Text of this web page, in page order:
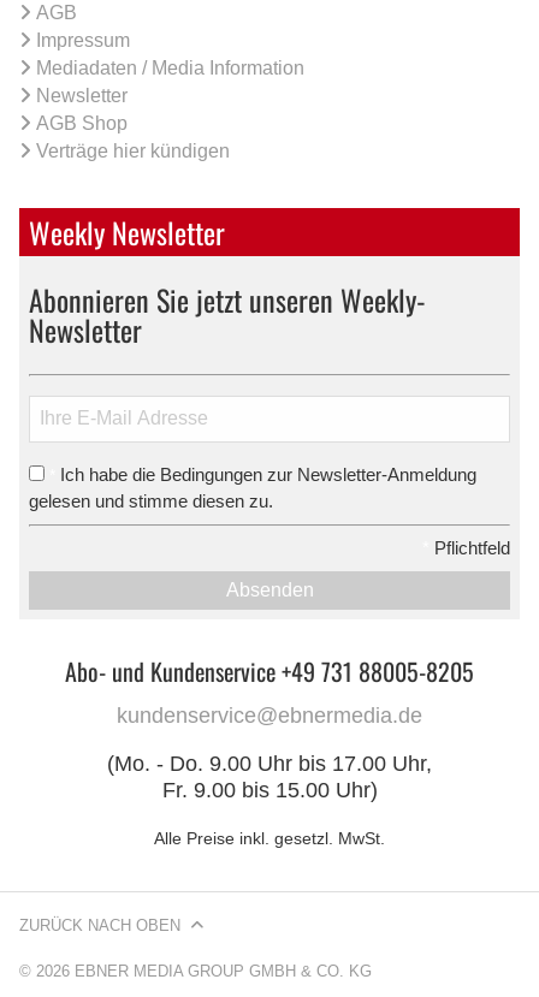
AGB
Impressum
Mediadaten / Media Information
Newsletter
AGB Shop
Verträge hier kündigen
Weekly Newsletter
Abonnieren Sie jetzt unseren Weekly-
Newsletter
Ich habe die Bedingungen zur Newsletter-Anmeldung
gelesen und stimme diesen zu.
Pflichtfeld
Absenden
Abo- und Kundenservice +49 731 88005-8205
kundenservice@ebnermedia.de
(Mo. - Do. 9.00 Uhr bis 17.00 Uhr,
Fr. 9.00 bis 15.00 Uhr)
Alle Preise inkl. gesetzl. MwSt.
© 2026 EBNER MEDIA GROUP GMBH & CO. KG
ZURÜCK NACH OBEN